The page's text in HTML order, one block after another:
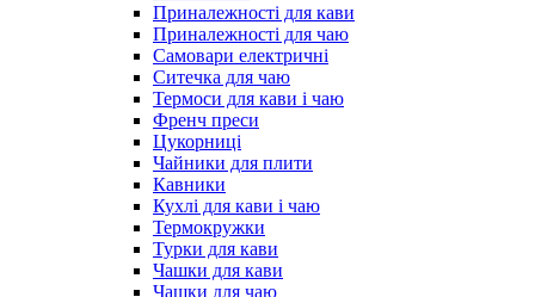
Приналежності для кави
Приналежності для чаю
Самовари електричні
Ситечка для чаю
Термоси для кави і чаю
Френч преси
Цукорниці
Чайники для плити
Кавники
Кухлі для кави і чаю
Термокружки
Турки для кави
Чашки для кави
Чашки для чаю